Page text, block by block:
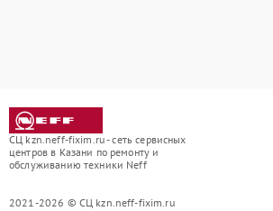
СЦ kzn.neff-fixim.ru - сеть сервисных
центров в Казани по ремонту и
обслуживанию техники Neff
2021-2026 © СЦ kzn.neff-fixim.ru